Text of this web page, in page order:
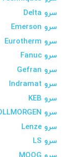
سرو Delta
سرو Emerson
سرو Eurotherm
سرو Fanuc
سرو Gefran
سرو Indramat
سرو KEB
سرو KOLLMORGEN
سرو Lenze
سرو LS